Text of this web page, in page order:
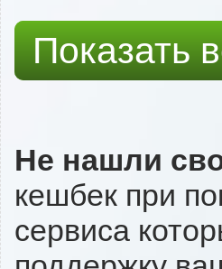
Показать
Не нашли
кешбек при
сервиса